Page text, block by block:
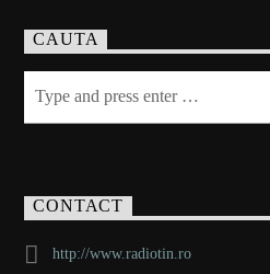
CAUTA
CONTACT
http://www.radiotin.ro